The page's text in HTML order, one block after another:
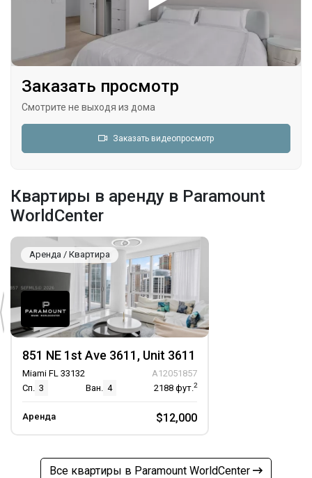
Заказать просмотр
Смотрите не выходя из дома
Заказать видеопросмотр
Квартиры в аренду в Paramount
WorldCenter
Аренда / Квартира
851 NE 1st Ave 3611, Unit 3611
Miami FL 33132
A12051857
Сп. 3 Ван. 4 2188 фут.2
Аренда $12,000
Все квартиры в Paramount WorldCenter